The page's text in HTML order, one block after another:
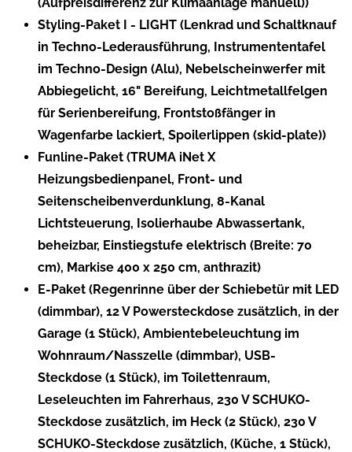
Styling-Paket I - LIGHT (Lenkrad und Schaltknauf
in Techno-Lederausführung, Instrumententafel
im Techno-Design (Alu), Nebelscheinwerfer mit
Abbiegelicht, 16" Bereifung, Leichtmetallfelgen
für Serienbereifung, Frontstoßfänger in
Wagenfarbe lackiert, Spoilerlippen (skid-plate))
Funline-Paket (TRUMA iNet X
Heizungsbedienpanel, Front- und
Seitenscheibenverdunklung, 8-Kanal
Lichtsteuerung, Isolierhaube Abwassertank,
beheizbar, Einstiegstufe elektrisch (Breite: 70
cm), Markise 400 x 250 cm, anthrazit)
E-Paket (Regenrinne über der Schiebetür mit LED
(dimmbar), 12 V Powersteckdose zusätzlich, in der
Garage (1 Stück), Ambientebeleuchtung im
Wohnraum/Nasszelle (dimmbar), USB-
Steckdose (1 Stück), im Toilettenraum,
Leseleuchten im Fahrerhaus, 230 V SCHUKO-
Steckdose zusätzlich, im Heck (2 Stück), 230 V
SCHUKO-Steckdose zusätzlich, (Küche, 1 Stück),